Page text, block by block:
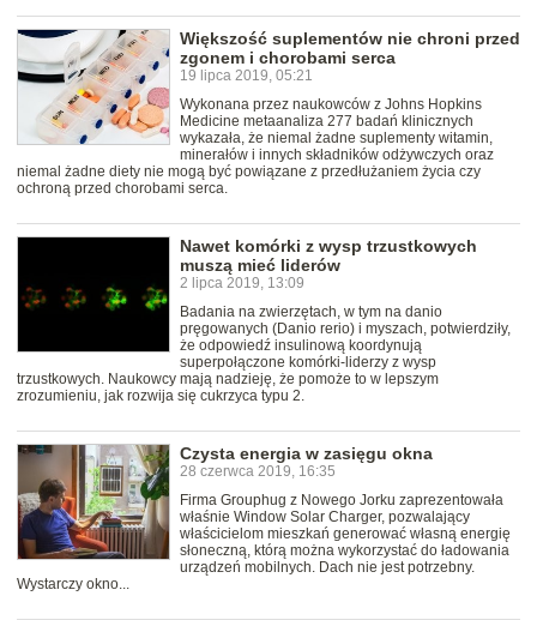
Większość suplementów nie chroni przed
zgonem i chorobami serca
19 lipca 2019, 05:21
Wykonana przez naukowców z Johns Hopkins
Medicine metaanaliza 277 badań klinicznych
wykazała, że niemal żadne suplementy witamin,
minerałów i innych składników odżywczych oraz
niemal żadne diety nie mogą być powiązane z przedłużaniem życia czy
ochroną przed chorobami serca.
Nawet komórki z wysp trzustkowych
muszą mieć liderów
2 lipca 2019, 13:09
Badania na zwierzętach, w tym na danio
pręgowanych (Danio rerio) i myszach, potwierdziły,
że odpowiedź insulinową koordynują
superpołączone komórki-liderzy z wysp
trzustkowych. Naukowcy mają nadzieję, że pomoże to w lepszym
zrozumieniu, jak rozwija się cukrzyca typu 2.
Czysta energia w zasięgu okna
28 czerwca 2019, 16:35
Firma Grouphug z Nowego Jorku zaprezentowała
właśnie Window Solar Charger, pozwalający
właścicielom mieszkań generować własną energię
słoneczną, którą można wykorzystać do ładowania
urządzeń mobilnych. Dach nie jest potrzebny.
Wystarczy okno...